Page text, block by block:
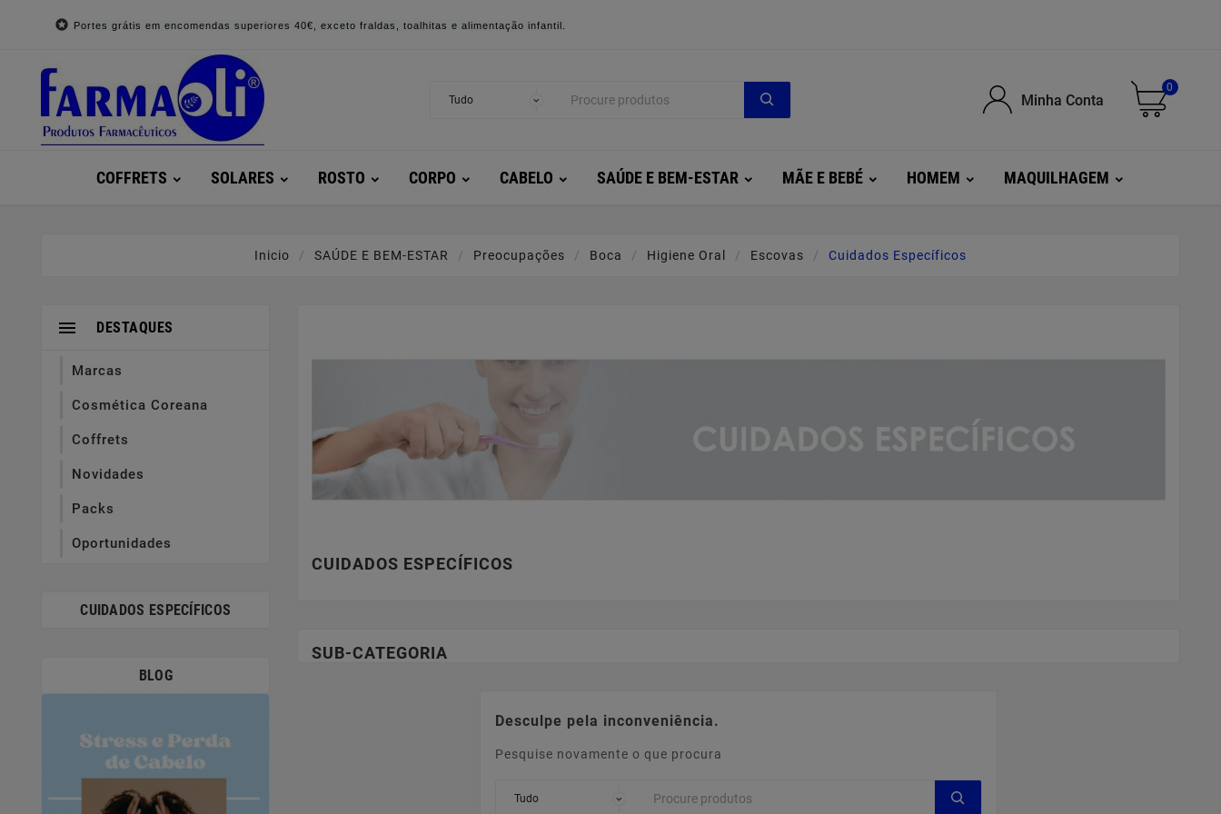
 Portes grátis em encomendas superiores 40€, exceto fraldas, toalhitas e alimentação infantil.
Minha Conta
0
COFFRETS SOLARES ROSTO CORPO CABELO SAÚDE E BEM-ESTAR MÃE E BEBÉ HOMEM MAQUILHAGEM
Inicio SAÚDE E BEM-ESTAR Preocupações Boca Higiene Oral Escovas Cuidados Específicos
DESTAQUES

Marcas
Cosmética Coreana
Coffrets
Novidades
Packs
Oportunidades
CUIDADOS ESPECÍFICOS
BLOG
CUIDADOS ESPECÍFICOS
SUB-CATEGORIA
Desculpe pela inconveniência.
Pesquise novamente o que procura